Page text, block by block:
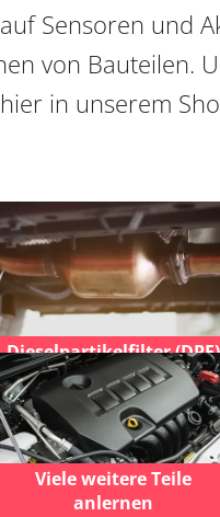
Sensoren und
von Bauteilen.
in unserem
Dieselpartikelfilter (DPF)
Viele weitere Teile
anlernen